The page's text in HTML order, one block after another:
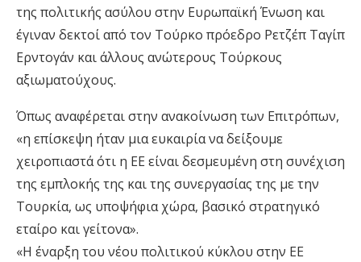
της πολιτικής ασύλου στην Ευρωπαϊκή Ένωση και
έγιναν δεκτοί από τον Τούρκο πρόεδρο Ρετζέπ Ταγίπ
Ερντογάν και άλλους ανώτερους Τούρκους
αξιωματούχους.
Όπως αναφέρεται στην ανακοίνωση των Επιτρόπων,
«η επίσκεψη ήταν μια ευκαιρία να δείξουμε
χειροπιαστά ότι η ΕΕ είναι δεσμευμένη στη συνέχιση
της εμπλοκής της και της συνεργασίας της με την
Τουρκία, ως υποψήφια χώρα, βασικό στρατηγικό
εταίρο και γείτονα».
«Η έναρξη του νέου πολιτικού κύκλου στην ΕΕ